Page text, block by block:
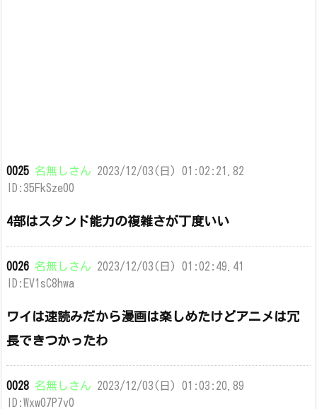
0025 名無しさん 2023/12/03(日) 01:02:21.82
ID:35FkSze00
4部はスタンド能力の複雑さが丁度いい
0026 名無しさん 2023/12/03(日) 01:02:49.41
ID:EV1sC8hwa
ワイは速読みだから漫画は楽しめたけどアニメは冗
長できつかったわ
0028 名無しさん 2023/12/03(日) 01:03:20.89
ID:Wxw07P7v0